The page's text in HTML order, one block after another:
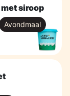
siroop
Avondmaal